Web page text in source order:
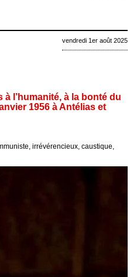
vendredi 1er août 2025
l’humanité, à la bonté du
1956 à Antélias et
irrévérencieux, caustique,